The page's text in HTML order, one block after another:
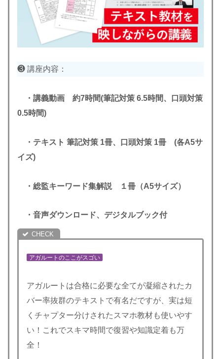
❸ 講座内容：
・講義動画 約7時間(筆記対策 6.5時間、口頭対策
0.5時間)
・テキスト 筆記対策 1冊、口頭対策 1冊 (各A5サ
イズ)
・総監キーワード集解説 １冊（A5サイズ）
・音声ダウンロード、デジタルブック付
アガルートのここがスゴい
アガルートは合格に必要な全てが凝縮されたカ
バー率抜群のテキストで有名だですが、実は短
くチャプター分けされたスマホ教材も使いやす
い！これでスキマ時間で復習や知識定着も万
全！